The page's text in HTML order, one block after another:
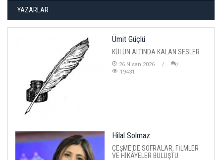
YAZARLAR
Ümit Güçlü
KÜLÜN ALTINDA KALAN SESLER
26 Nisan 2026
19431
Hilal Solmaz
ÇEŞME'DE SOFRALAR, FİLMLER
VE HİKÂYELER BULUŞTU